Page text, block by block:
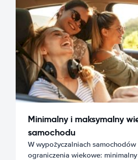
Minimalny i maksymalny
samochodu
W wypożyczalniach
ograniczenia wiekowe: